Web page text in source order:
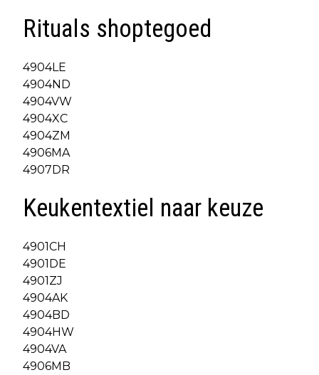
Rituals shoptegoed
4904LE
4904ND
4904VW
4904XC
4904ZM
4906MA
4907DR
Keukentextiel naar keuze
4901CH
4901DE
4901ZJ
4904AK
4904BD
4904HW
4904VA
4906MB